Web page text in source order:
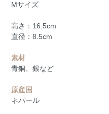
Mサイズ
高さ：16.5cm
直径：8.5cm
素材
青銅、銀など
原産国
ネパール